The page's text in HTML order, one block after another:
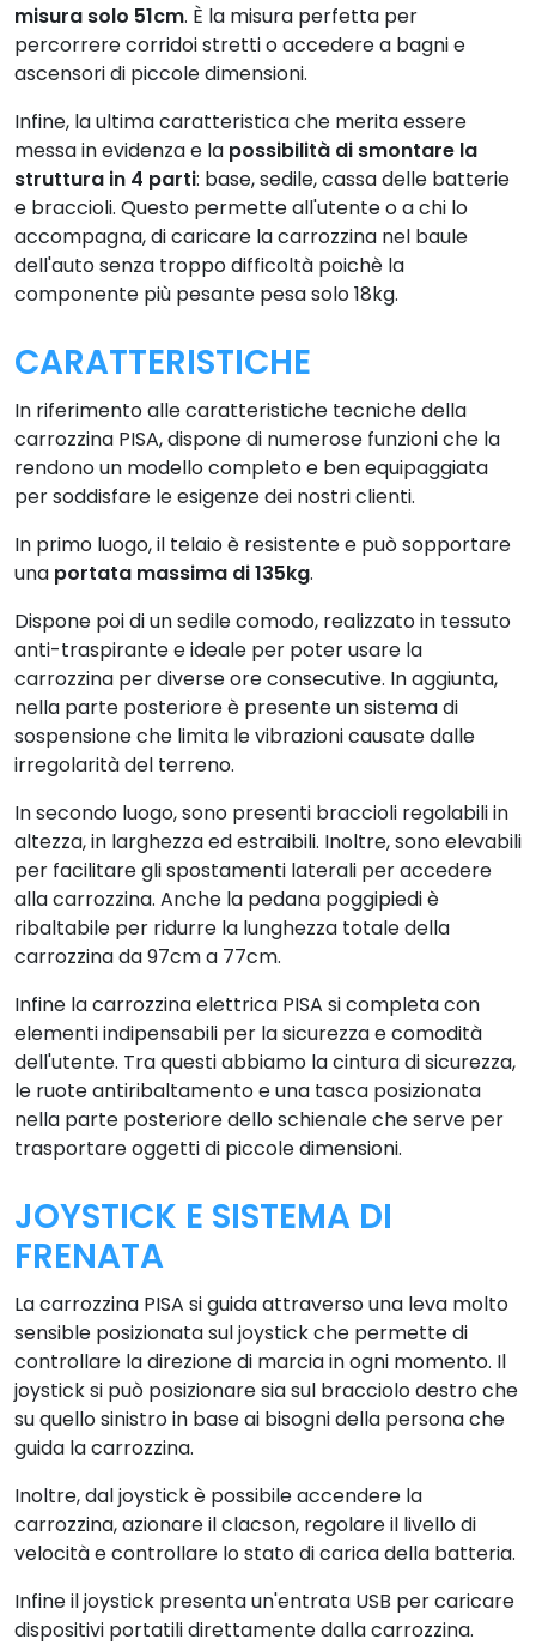
misura solo 51cm. È la misura perfetta per
percorrere corridoi stretti o accedere a bagni e
ascensori di piccole dimensioni.
Infine, la ultima caratteristica che merita essere
messa in evidenza e la possibilità di smontare la
struttura in 4 parti: base, sedile, cassa delle batterie
e braccioli. Questo permette all'utente o a chi lo
accompagna, di caricare la carrozzina nel baule
dell'auto senza troppo difficoltà poichè la
componente più pesante pesa solo 18kg.
CARATTERISTICHE
In riferimento alle caratteristiche tecniche della
carrozzina PISA, dispone di numerose funzioni che la
rendono un modello completo e ben equipaggiata
per soddisfare le esigenze dei nostri clienti.
In primo luogo, il telaio è resistente e può sopportare
una portata massima di 135kg.
Dispone poi di un sedile comodo, realizzato in tessuto
anti-traspirante e ideale per poter usare la
carrozzina per diverse ore consecutive. In aggiunta,
nella parte posteriore è presente un sistema di
sospensione che limita le vibrazioni causate dalle
irregolarità del terreno.
In secondo luogo, sono presenti braccioli regolabili in
altezza, in larghezza ed estraibili. Inoltre, sono elevabili
per facilitare gli spostamenti laterali per accedere
alla carrozzina. Anche la pedana poggipiedi è
ribaltabile per ridurre la lunghezza totale della
carrozzina da 97cm a 77cm.
Infine la carrozzina elettrica PISA si completa con
elementi indipensabili per la sicurezza e comodità
dell'utente. Tra questi abbiamo la cintura di sicurezza,
le ruote antiribaltamento e una tasca posizionata
nella parte posteriore dello schienale che serve per
trasportare oggetti di piccole dimensioni.
JOYSTICK E SISTEMA DI
FRENATA
La carrozzina PISA si guida attraverso una leva molto
sensible posizionata sul joystick che permette di
controllare la direzione di marcia in ogni momento. Il
joystick si può posizionare sia sul bracciolo destro che
su quello sinistro in base ai bisogni della persona che
guida la carrozzina.
Inoltre, dal joystick è possibile accendere la
carrozzina, azionare il clacson, regolare il livello di
velocità e controllare lo stato di carica della batteria.
Infine il joystick presenta un'entrata USB per caricare
dispositivi portatili direttamente dalla carrozzina.